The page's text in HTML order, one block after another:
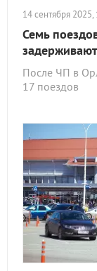
14 сентября 2025,
Семь
После ЧП в
17 поездов